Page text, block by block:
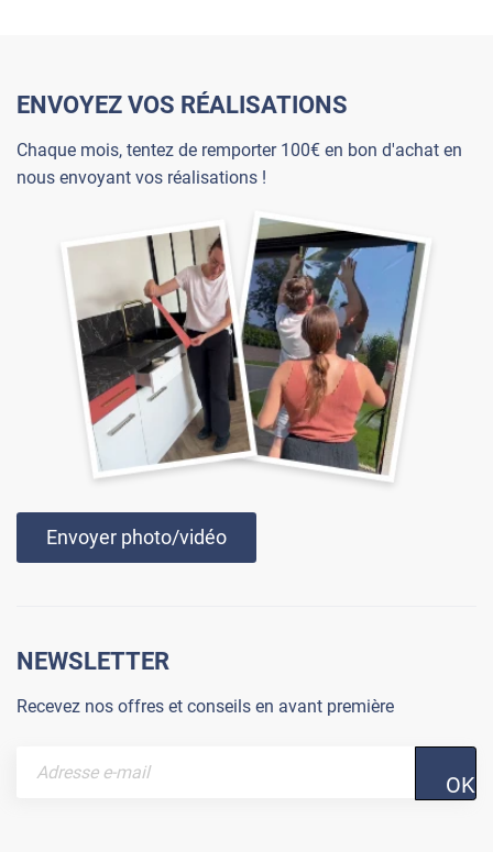
ENVOYEZ VOS RÉALISATIONS
Chaque mois, tentez de remporter 100€ en bon d'achat en
nous envoyant vos réalisations !
Envoyer photo/vidéo
NEWSLETTER
Recevez nos offres et conseils en avant première
OK